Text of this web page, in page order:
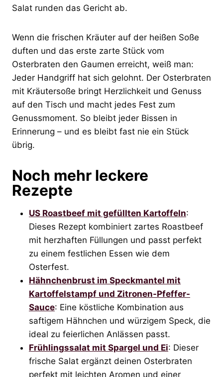
Salat runden das Gericht ab.
Wenn die frischen Kräuter auf der heißen Soße
duften und das erste zarte Stück vom
Osterbraten den Gaumen erreicht, weiß man:
Jeder Handgriff hat sich gelohnt. Der Osterbraten
mit Kräutersoße bringt Herzlichkeit und Genuss
auf den Tisch und macht jedes Fest zum
Genussmoment. So bleibt jeder Bissen in
Erinnerung – und es bleibt fast nie ein Stück
übrig.
Noch mehr leckere
Rezepte
US Roastbeef mit gefüllten Kartoffeln:
Dieses Rezept kombiniert zartes Roastbeef
mit herzhaften Füllungen und passt perfekt
zu einem festlichen Essen wie dem
Osterfest.
Hähnchenbrust im Speckmantel mit
Kartoffelstampf und Zitronen-Pfeffer-
Sauce: Eine köstliche Kombination aus
saftigem Hähnchen und würzigem Speck, die
ideal zu feierlichen Anlässen passt.
Frühlingssalat mit Spargel und Ei: Dieser
frische Salat ergänzt deinen Osterbraten
perfekt mit leichten Aromen und einer